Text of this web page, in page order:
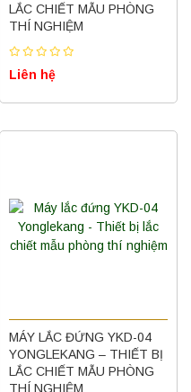
LẮC CHIẾT MẪU PHÒNG
THÍ NGHIỆM
Liên hệ
MÁY LẮC ĐỨNG YKD-04
YONGLEKANG – THIẾT BỊ
LẮC CHIẾT MẪU PHÒNG
THÍ NGHIỆM